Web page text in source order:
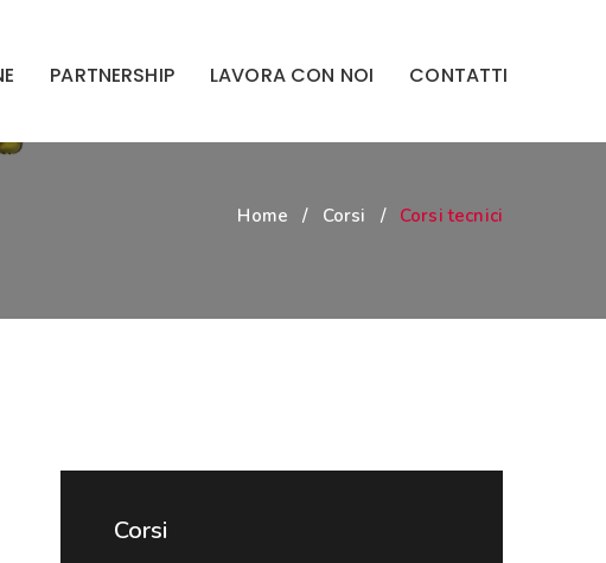
PARTNERSHIP LAVORA CON NOI CONTATTI
Home / Corsi / Corsi tecnici
Corsi